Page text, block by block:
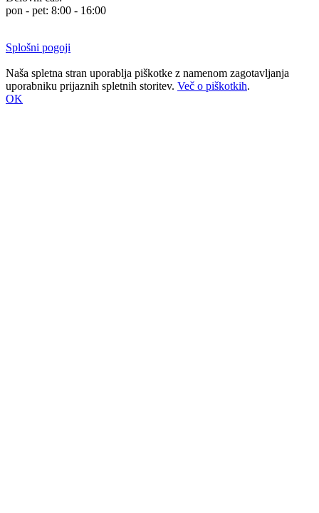
pon - pet: 8:00 - 16:00
Splošni pogoji
Naša spletna stran uporablja piškotke z namenom zagotavljanja
uporabniku prijaznih spletnih storitev. Več o piškotkih.
OK